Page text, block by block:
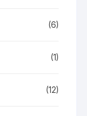
(6)
(1)
(12)